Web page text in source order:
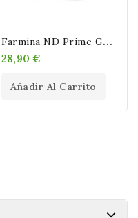
F
Armina ND Prime Grain Free Puppy Mini Pollo
28,90 €
Añadir Al Carrito